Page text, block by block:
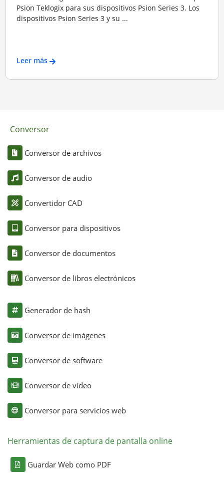
Psion Teklogix para sus dispositivos Psion Series 3. Los
dispositivos Psion Series 3 y su ...
Leer más
Conversor
Conversor de archivos
Conversor de audio
Convertidor CAD
Conversor para dispositivos
Conversor de documentos
Conversor de libros electrónicos
Generador de hash
Conversor de imágenes
Conversor de software
Conversor de vídeo
Conversor para servicios web
Herramientas de captura de pantalla online
Guardar Web como PDF